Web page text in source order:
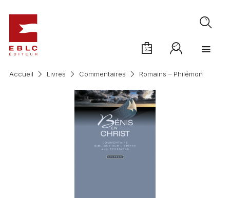
Accueil Livres Commentaires Romains – Philémon